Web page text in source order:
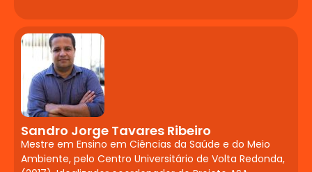
Cerebral, Síndrome de Down e TPAC.
MTP II / Seminário de
Conclusão de Curso
Desafios da Neuropsicopedagogia clínica
e institucional. Atitude investigativa.
Elaboração de Plano de Intervenção a
partir do projeto de pesquisa. Critérios de
Sandro Jorge Tavares Ribeiro
Mestre em Ensino em Ciências da Saúde e do Meio
Ambiente, pelo Centro Universitário de Volta Redonda,